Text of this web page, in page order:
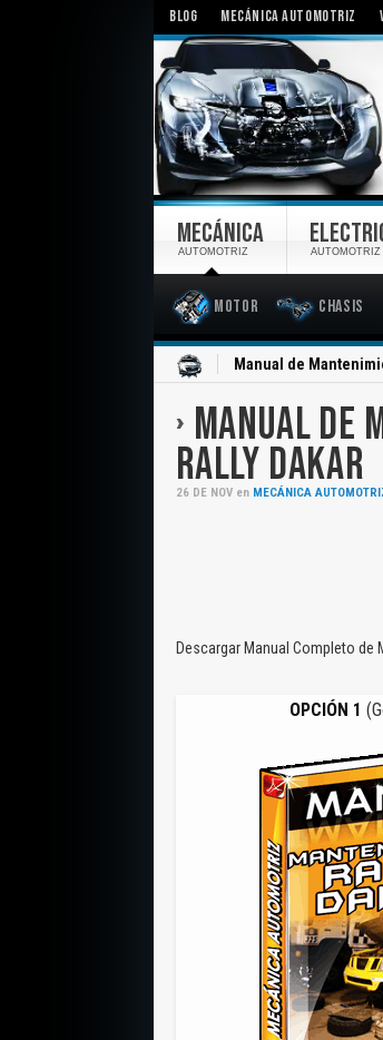
BLOG MECÁNICA AUTOMOTRIZ
MECÁNICA
AUTOMOTRIZ
Motor Chasis
AUTOMOTRIZ
Manual de
MANUAL DE
RALLY DAKAR
26 DE NOV en MECÁNICA
Descargar Manual Completo de
OPCIÓN 1